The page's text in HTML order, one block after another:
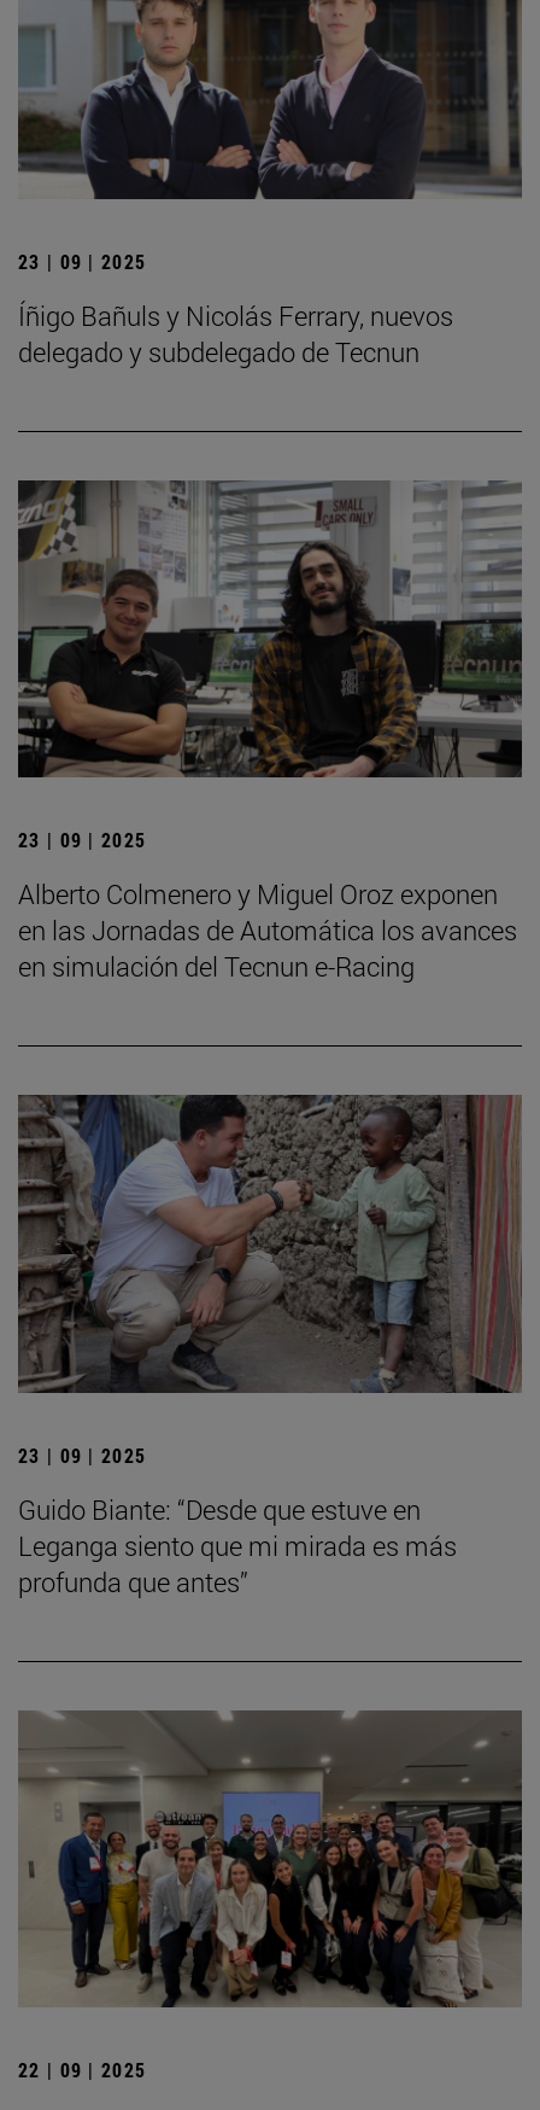
23 | 09 | 2025
Íñigo Bañuls y Nicolás Ferrary, nuevos
delegado y subdelegado de Tecnun
23 | 09 | 2025
Alberto Colmenero y Miguel Oroz exponen
en las Jornadas de Automática los avances
en simulación del Tecnun e-Racing
23 | 09 | 2025
Guido Biante: “Desde que estuve en
Leganga siento que mi mirada es más
profunda que antes”
22 | 09 | 2025